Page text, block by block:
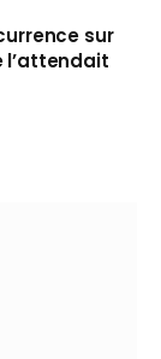
sur
l’attendait